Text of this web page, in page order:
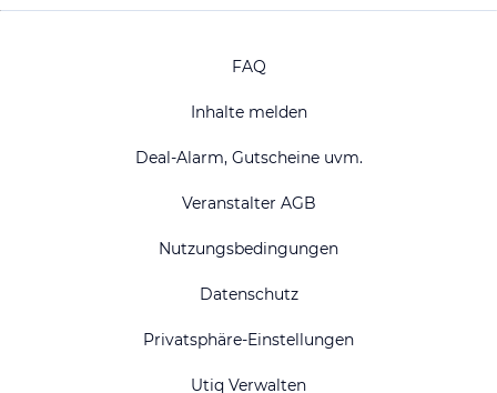
FAQ
Inhalte melden
Deal-Alarm, Gutscheine uvm.
Veranstalter AGB
Nutzungsbedingungen
Datenschutz
Privatsphäre-Einstellungen
Utiq Verwalten